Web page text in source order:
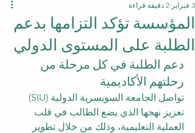
المؤسسة تؤكد التزامها بدعم
الطلبة على المستوى الدولي
3 فبراير 2 دقيقة قراءة
دعم الطلبة في كل مرحلة من
رحلتهم الأكاديمية
تواصل الجامعة السويسرية الدولية (SIU)
تعزيز نهجها الذي يضع الطالب في قلب
العملية التعليمية، وذلك من خلال تطوير